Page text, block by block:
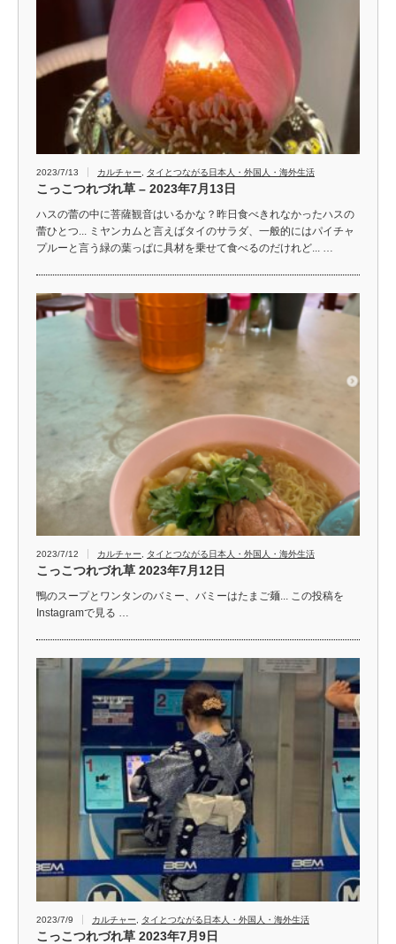
2023/7/13 カルチャー タイとつながる日本人・外国人・海外生活
こっこつれづれ草 – 2023年7月13日
ハスの蕾の中に菩薩観音はいるかな？昨日食べきれなかったハスの
蕾ひとつ... ミヤンカムと言えばタイのサラダ、一般的にはパイチャ
プルーと言う緑の葉っぱに具材を乗せて食べるのだけれど... …
2023/7/12 カルチャー タイとつながる日本人・外国人・海外生活
こっこつれづれ草 2023年7月12日
鴨のスープとワンタンのバミー、バミーはたまご麺... この投稿を
Instagramで見る …
2023/7/9 カルチャー タイとつながる日本人・外国人・海外生活
こっこつれづれ草 2023年7月9日